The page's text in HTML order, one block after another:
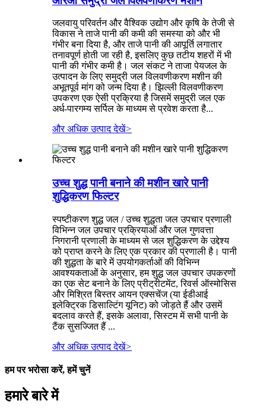
जलवायु परिवर्तन और वैश्विक उद्योग और कृषि के तेजी से
विकास ने ताजे पानी की कमी की समस्या को और भी
गंभीर बना दिया है, और ताजे पानी की आपूर्ति लगातार
तनावपूर्ण होती जा रही है, इसलिए कुछ तटीय शहरों में भी
पानी की गंभीर कमी है। जल संकट ने ताजा पेयजल के
उत्पादन के लिए समुद्री जल विलवणीकरण मशीन की
अभूतपूर्व मांग को जन्म दिया है। झिल्ली विलवणीकरण
उपकरण एक ऐसी प्रक्रिया है जिसमें समुद्री जल एक
अर्ध-पारगम्य सर्पिल के माध्यम से प्रवेश करता है...
और अधिक उत्पाद देखें>
उच्च शुद्ध पानी बनाने की मशीन खारे पानी
शुद्धिकरण फिल्टर
स्पष्टीकरण शुद्ध जल / उच्च शुद्धता जल उपचार प्रणाली
विभिन्न जल उपचार प्रक्रियाओं और जल गुणवत्ता
निगरानी प्रणाली के माध्यम से जल शुद्धिकरण के उद्देश्य
को प्राप्त करने के लिए एक प्रकार की प्रणाली है। पानी
की शुद्धता के बारे में उपयोगकर्ताओं की विभिन्न
आवश्यकताओं के अनुसार, हम शुद्ध जल उपचार उपकरणों
का एक सेट बनाने के लिए प्रीट्रीटमेंट, रिवर्स ऑस्मोसिस
और मिश्रित बिस्तर आयन एक्सचेंज (या ईडीआई
इलेक्ट्रिक डिसाल्टिंग यूनिट) को जोड़ते हैं और उसमें
बदलाव करते हैं, इसके अलावा, सिस्टम में सभी पानी के
टैंक सुसज्जित हैं ...
और अधिक उत्पाद देखें>
हम पर भरोसा करें, हमें चुनें
हमारे बारे में